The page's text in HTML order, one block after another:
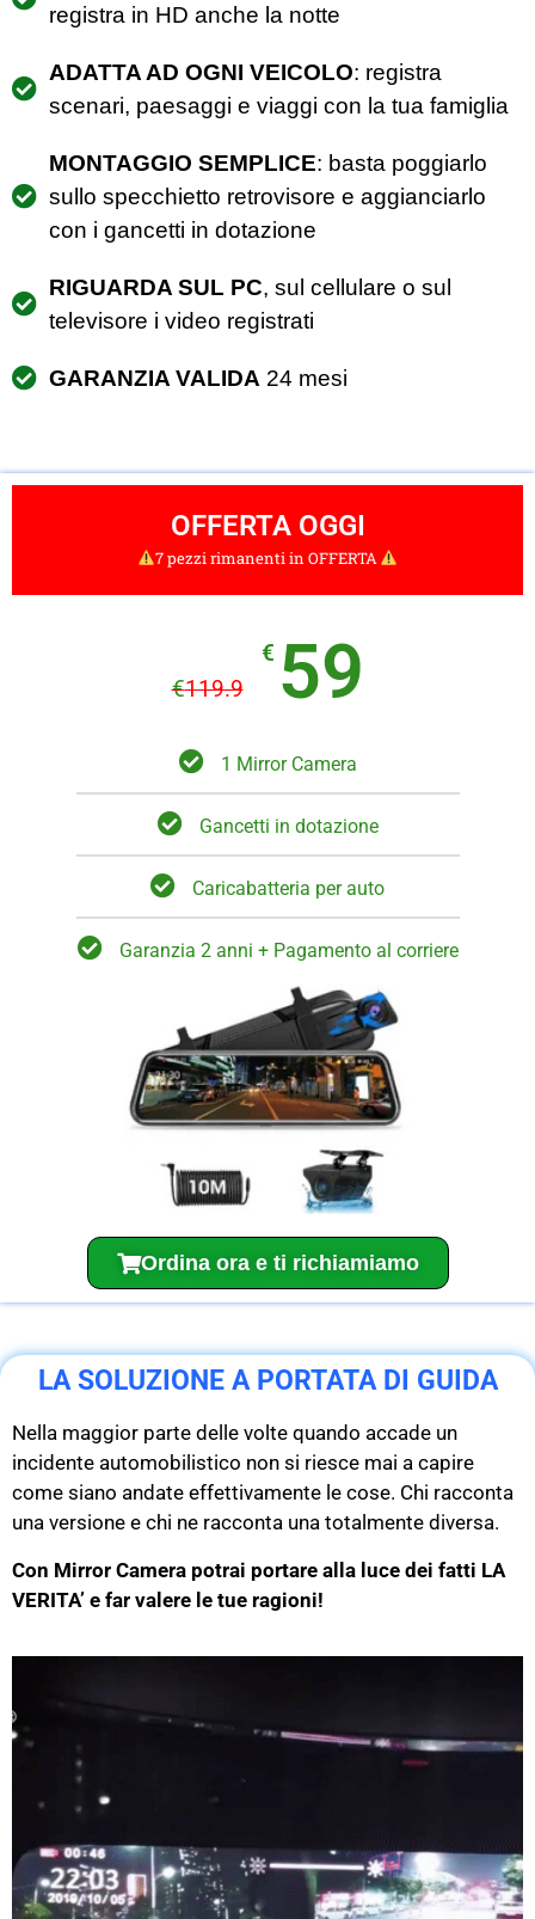
registra in HD anche la notte
ADATTA AD OGNI VEICOLO: registra
scenari, paesaggi e viaggi con la tua famiglia
MONTAGGIO SEMPLICE: basta poggiarlo
sullo specchietto retrovisore e aggianciarlo
con i gancetti in dotazione
RIGUARDA SUL PC, sul cellulare o sul
televisore i video registrati
GARANZIA VALIDA 24 mesi
OFFERTA OGGI
7 pezzi rimanenti in OFFERTA
€119.9
€ 59
1 Mirror Camera
Gancetti in dotazione
Caricabatteria per auto
Garanzia 2 anni + Pagamento al corriere
Ordina ora e ti richiamiamo
LA SOLUZIONE A PORTATA DI GUIDA
Nella maggior parte delle volte quando accade un
incidente automobilistico non si riesce mai a capire
come siano andate effettivamente le cose. Chi racconta
una versione e chi ne racconta una totalmente diversa.
Con Mirror Camera potrai portare alla luce dei fatti LA
VERITA’ e far valere le tue ragioni!